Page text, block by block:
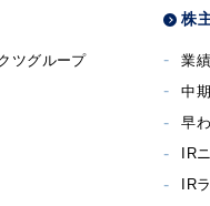
ツグループ
株
業
中
早
IR
IR